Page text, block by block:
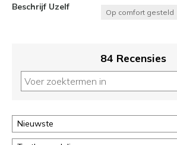
Beschrijf Uzelf
Op comfort gesteld
84 Recensies